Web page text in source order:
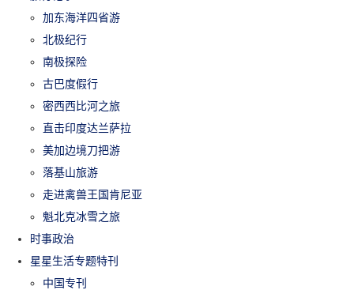
加东海洋四省游
北极纪行
南极探险
古巴度假行
密西西比河之旅
直击印度达兰萨拉
美加边境刀把游
落基山旅游
走进禽兽王国肯尼亚
魁北克冰雪之旅
时事政治
星星生活专题特刊
中国专刊